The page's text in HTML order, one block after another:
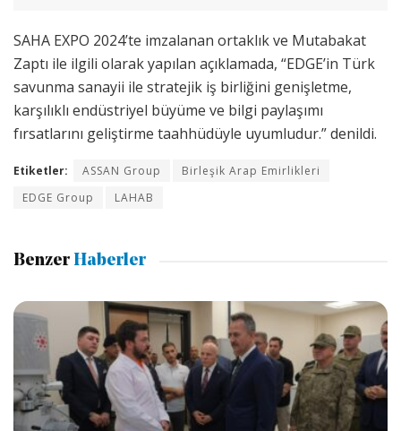
SAHA EXPO 2024’te imzalanan ortaklık ve Mutabakat
Zaptı ile ilgili olarak yapılan açıklamada, “EDGE’in Türk
savunma sanayii ile stratejik iş birliğini genişletme,
karşılıklı endüstriyel büyüme ve bilgi paylaşımı
fırsatlarını geliştirme taahhüdüyle uyumludur.” denildi.
Etiketler: ASSAN Group
Birleşik Arap Emirlikleri
EDGE Group
LAHAB
Benzer Haberler